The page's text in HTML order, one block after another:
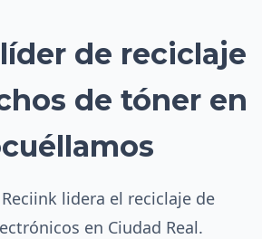
de reciclaje
de tóner en
lidera el reciclaje de
en Ciudad Real.